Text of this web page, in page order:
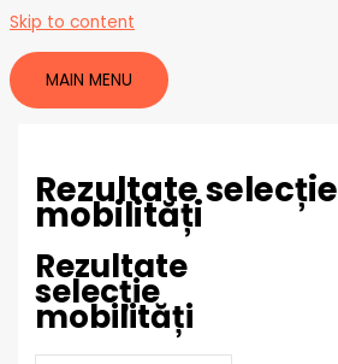
Skip to content
MAIN MENU
Rezultate selecție
mobilități
Rezultate
selecție
mobilități